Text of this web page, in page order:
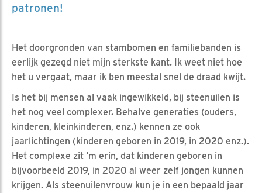
patronen!
Het doorgronden van stambomen en familiebanden is
eerlijk gezegd niet mijn sterkste kant. Ik weet niet hoe
het u vergaat, maar ik ben meestal snel de draad kwijt.
Is het bij mensen al vaak ingewikkeld, bij steenuilen is
het nog veel complexer. Behalve generaties (ouders,
kinderen, kleinkinderen, enz.) kennen ze ook
jaarlichtingen (kinderen geboren in 2019, in 2020 enz.).
Het complexe zit ‘m erin, dat kinderen geboren in
bijvoorbeeld 2019, in 2020 al weer zelf jongen kunnen
krijgen. Als steenuilenvrouw kun je in een bepaald jaar